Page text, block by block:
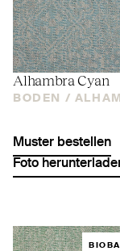
Alhambra Cyan
BODEN /
Muster bestellen
Foto